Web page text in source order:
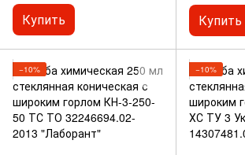
Купить Купить
−10% −10%